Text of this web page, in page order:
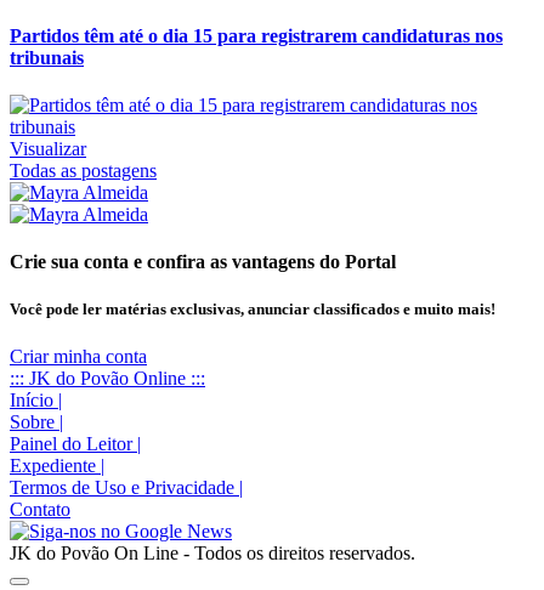
Partidos têm até o dia 15 para registrarem candidaturas nos
tribunais
Visualizar
Todas as postagens
Crie sua conta e confira as vantagens do Portal
Você pode ler matérias exclusivas, anunciar classificados e muito mais!
Criar minha conta
::: JK do Povão Online :::
Início |
Sobre |
Painel do Leitor |
Expediente |
Termos de Uso e Privacidade |
Contato
JK do Povão On Line - Todos os direitos reservados.